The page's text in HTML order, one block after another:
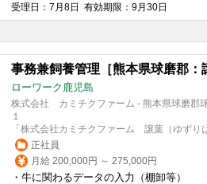
受理日：7月8日 有効期限：9月30日
事務兼飼養管理［熊本県球磨郡：
ローワーク鹿児島
株式会社 カミチクファーム - 熊本県球磨郡
１
「株式会社カミチクファーム 譲葉（ゆずり
正社員
月給 200,000円 ～ 275,000円
・牛に関わるデータの入力（棚卸等）